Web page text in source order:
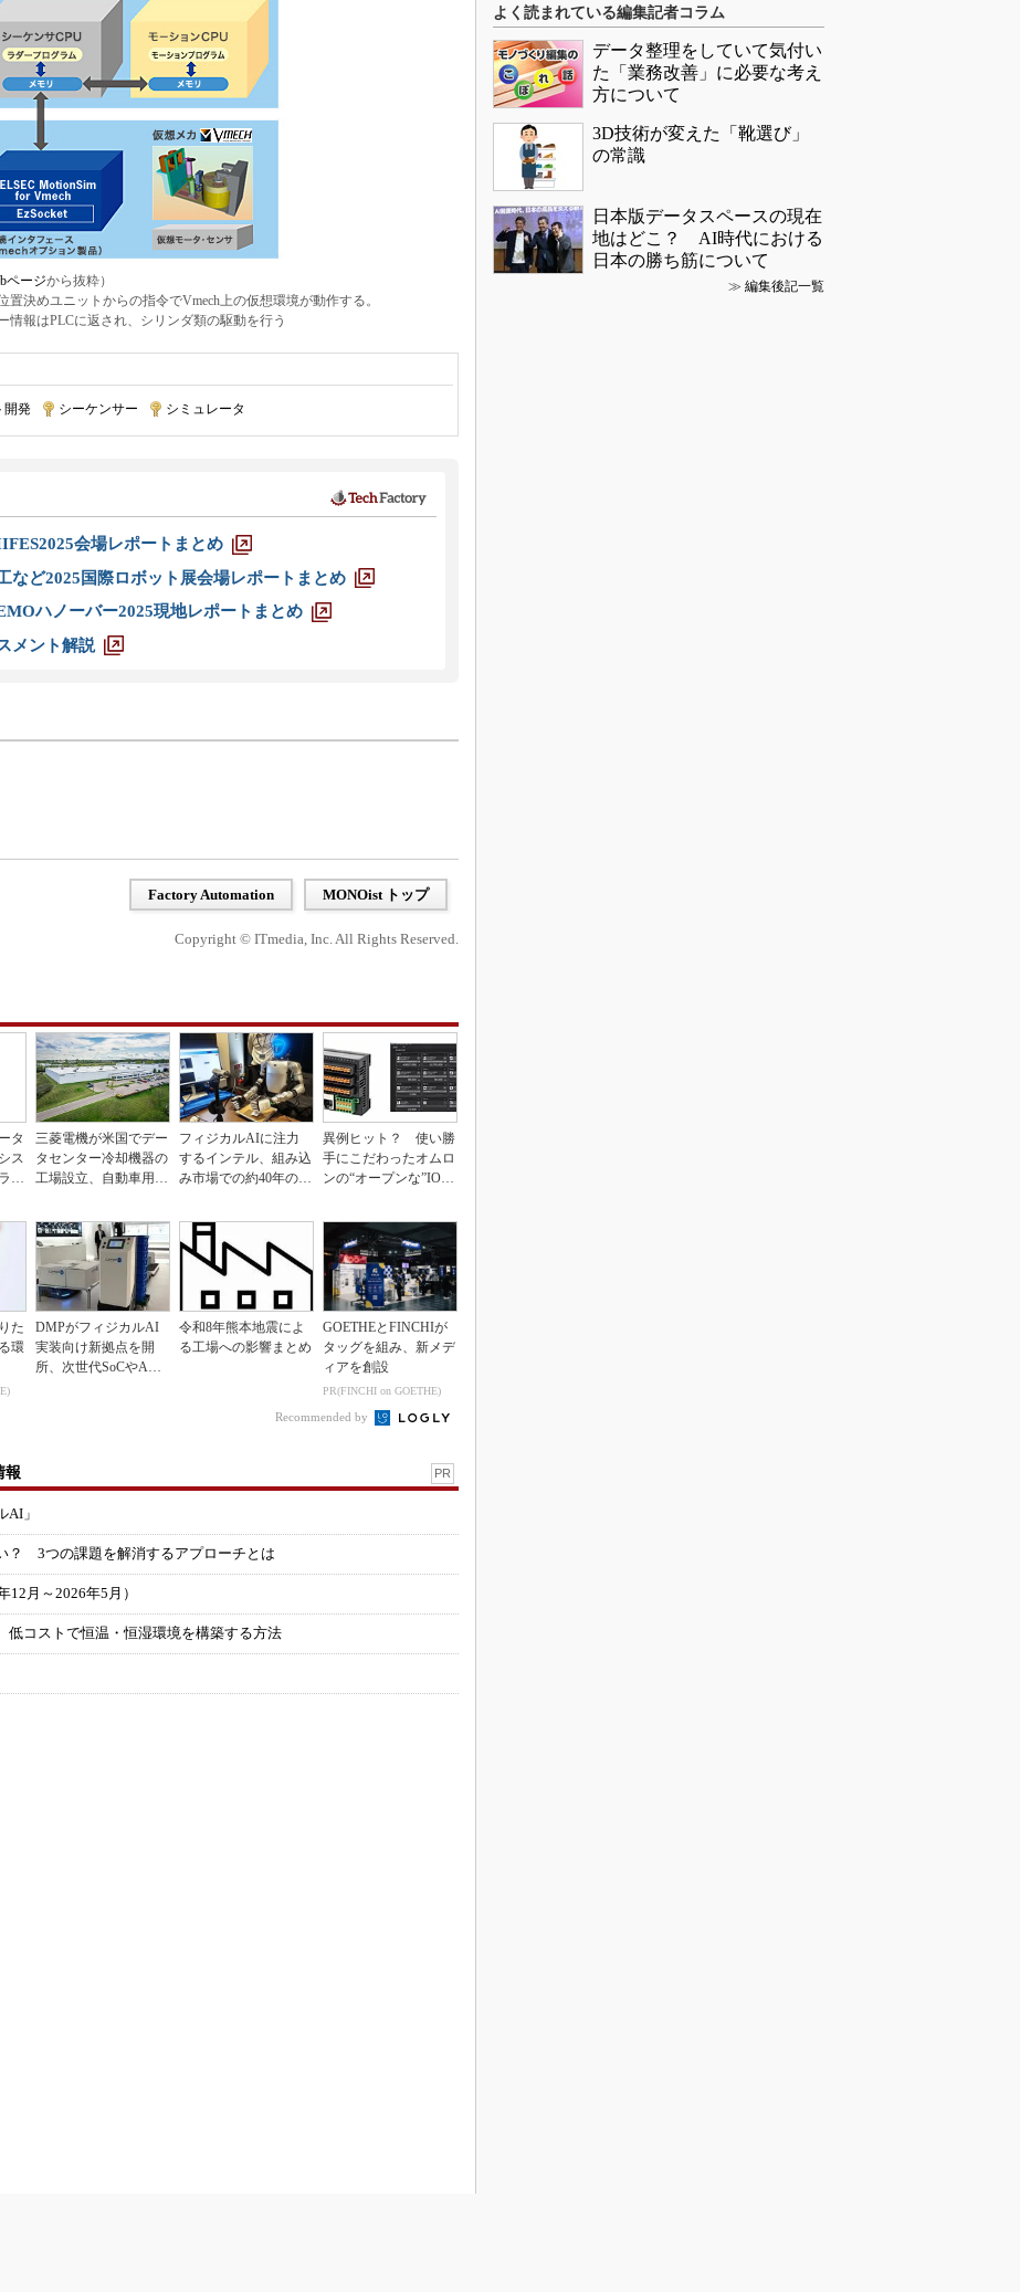
ページから抜粋）
置決めユニットからの指令でVmech上の仮想環境が動作する。
情報はPLCに返され、シリンダ類の駆動を行う
開発 シーケンサー シミュレータ
会場レポートまとめ
など2025国際ロボット展会場レポートまとめ
ハノーバー2025現地レポートまとめ
メント解説
Factory Automation MONOist トップ
Copyright © ITmedia, Inc. All Rights Reserved.
タ
ス
ン
三菱電機が米国でデー
タセンター冷却機器の
工場設立、自動車用電
フィジカルAIに注力
するインテル、組み込
み市場での約40年の実
異例ヒット？ 使い勝
手にこだわったオムロ
ンの“オープンな”IO-L
た
環
DMPがフィジカルAI
実装向け新拠点を開
所、次世代SoCやAM
令和8年熊本地震によ
る工場への影響まとめ
GOETHEとFINCHIが
タッグを組み、新メデ
ィアを創設
PR(FINCHI on GOETHE)
Recommended by
報 PR
」
？ 3つの課題を解消するアプローチとは
月～2026年5月）
低コストで恒温・恒湿環境を構築する方法
よく読まれている編集記者コラム
データ整理をしていて気付い
た「業務改善」に必要な考え
方について
3D技術が変えた「靴選び」
の常識
日本版データスペースの現在
地はどこ？ AI時代における
日本の勝ち筋について
≫ 編集後記一覧